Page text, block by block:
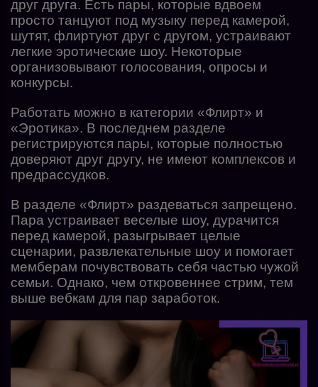
друг друга. Есть пары, которые вдвоем
просто танцуют под музыку перед камерой,
шутят, флиртуют друг с другом, устраивают
легкие эротические шоу. Некоторые
организовывают голосования, опросы и
конкурсы.
Работать можно в категории «Флирт» и
«Эротика». В последнем разделе
регистрируются пары, которые полностью
доверяют друг другу, не имеют комплексов и
предрассудков.
В разделе «Флирт» раздеваться запрещено.
Пара устраивает веселые шоу, дурачится
перед камерой, разыгрывает целые
сценарии, развлекательные шоу и помогает
мемберам почувствовать себя частью чужой
семьи. Однако, чем откровеннее стрим, тем
выше вебкам для пар заработок.